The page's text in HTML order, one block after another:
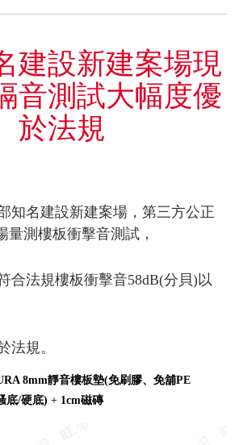
建設新建案場現
音測試大幅度優
於法規
知名建設新建案場，第三方公正
量測樓板衝擊音測試，
合法規樓板衝擊音58dB(分貝)以
法規。
8mm靜音樓板墊(免刷膠、免舖PE
底/硬底) + 1cm磁磚